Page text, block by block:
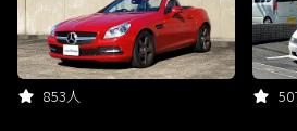
853人